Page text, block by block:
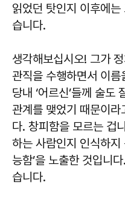
읽었던 탓인지 이후에
습니다.
생각해보십시오! 그가
관직을 수행하면서 이름
당내 ‘어르신’들께 술도
관계를 맺었기 때문이라
다. 창피함을 모르는 겁
하는 사람인지 인식하지
능함’을 노출한 것입니
습니다.